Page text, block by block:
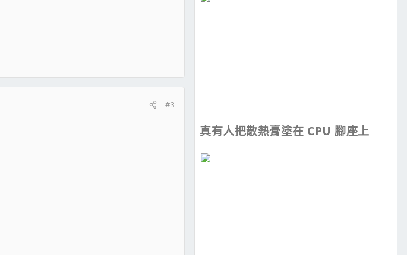
#3
真有人把散熱膏塗在 CPU 腳座上